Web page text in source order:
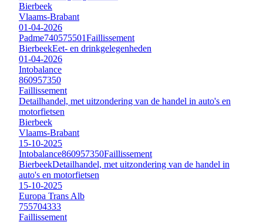
Bierbeek
Vlaams-Brabant
01-04-2026
Padme740575501Faillissement
BierbeekEet- en drinkgelegenheden
01-04-2026
Intobalance
860957350
Faillissement
Detailhandel, met uitzondering van de handel in auto's en
motorfietsen
Bierbeek
Vlaams-Brabant
15-10-2025
Intobalance860957350Faillissement
BierbeekDetailhandel, met uitzondering van de handel in
auto's en motorfietsen
15-10-2025
Europa Trans Alb
755704333
Faillissement